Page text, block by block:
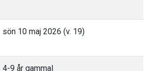
sön 10 maj 2026 (v. 19)
4-9 år gammal